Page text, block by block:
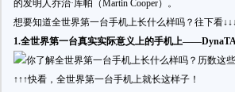
的发明人乔治·库帕（Martin Cooper）。
想要知道全世界第一台手机上长什么样吗？往下看
1.全世界第一台真实实际意义上的手机上
↑↑↑快看，全世界第一台手机上就长这样子！